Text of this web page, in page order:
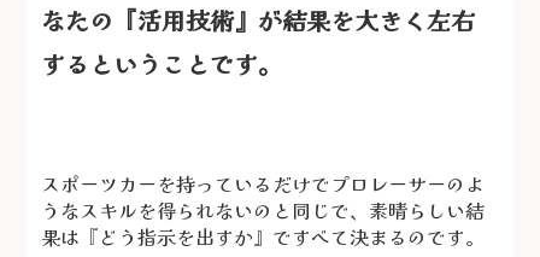
なたの『活用技術』が結果を大きく左右
するということです。
スポーツカーを持っているだけでプロレーサーのよ
うなスキルを得られないのと同じで、素晴らしい結
果は『どう指示を出すか』ですべて決まるのです。